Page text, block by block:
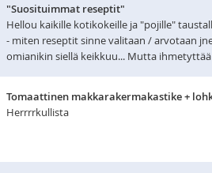
"Suosituimmat reseptit"
Hellou kaikille kotikokeille ja "pojille"
- miten reseptit sinne valitaan / arvotaan
omianikin siellä keikkuu... Mutta
Tomaattinen makkarakermakastike +
Herrrrkullista